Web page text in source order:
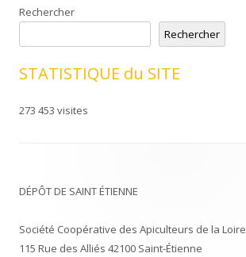
Rechercher
Rechercher
STATISTIQUE du SITE
273 453 visites
DÉPÔT DE SAINT ÉTIENNE
Société Coopérative des Apiculteurs de la Loire
115 Rue des Alliés 42100 Saint-Étienne